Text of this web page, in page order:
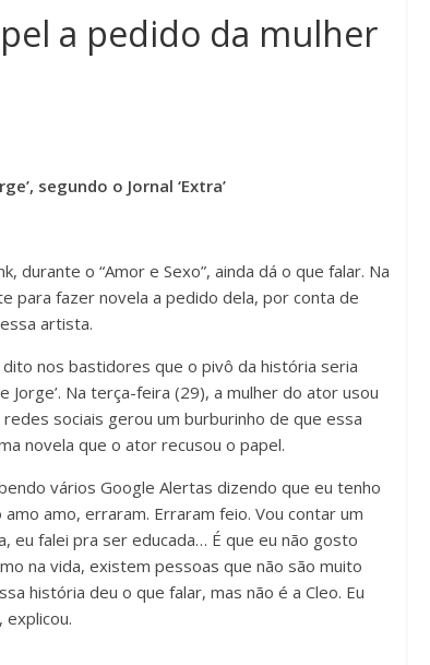
a pedido da mulher
segundo o Jornal ‘Extra’
durante o “Amor e Sexo”, ainda dá o que falar. Na
para fazer novela a pedido dela, por conta de
artista.
dito nos bastidores que o pivô da história seria
Jorge’. Na terça-feira (29), a mulher do ator usou
sociais gerou um burburinho de que essa
novela que o ator recusou o papel.
vários Google Alertas dizendo que eu tenho
amo, erraram. Erraram feio. Vou contar um
eu falei pra ser educada… É que eu não gosto
na vida, existem pessoas que não são muito
história deu o que falar, mas não é a Cleo. Eu
explicou.